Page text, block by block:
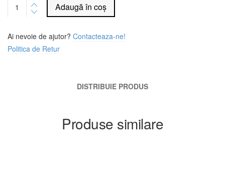
Adaugă în coș
Ai nevoie de ajutor? Contacteaza-ne!
Politica de Retur
DISTRIBUIE PRODUS
Produse similare